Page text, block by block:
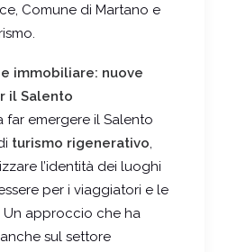
Comune di Martano e
immobiliare: nuove
il Salento
far emergere il Salento
turismo rigenerativo,
l’identità dei luoghi
per i viaggiatori e le
Un approccio che ha
sul settore